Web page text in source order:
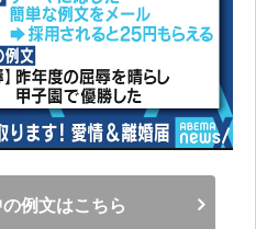
例文はこちら